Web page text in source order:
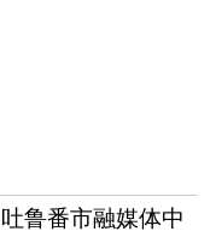
鲁番市融媒体中